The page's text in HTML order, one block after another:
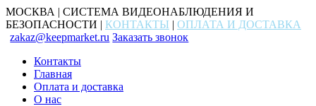
МОСКВА | СИСТЕМА ВИДЕОНАБЛЮДЕНИЯ И
БЕЗОПАСНОСТИ | КОНТАКТЫ | ОПЛАТА И ДОСТАВКА
zakaz@keepmarket.ru Заказать звонок
Контакты
Главная
Оплата и доставка
О нас